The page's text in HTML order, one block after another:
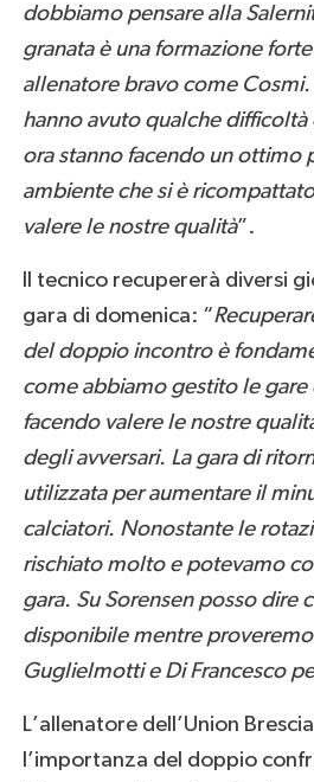
dobbiamo pensare alla
granata è una formazione
allenatore bravo come
hanno avuto qualche difficoltà
ora stanno facendo un ottimo
ambiente che si è
valere le nostre qualità”.
Il tecnico recupererà diversi
gara di domenica: “
del doppio incontro è
come abbiamo gestito le gare
facendo valere le nostre
degli avversari. La gara di
utilizzata per aumentare il
calciatori. Nonostante le
rischiato molto e potevamo
gara. Su Sorensen posso dire
disponibile mentre
Guglielmotti e Di Francesco
L’allenatore dell’Union
l’importanza del doppio